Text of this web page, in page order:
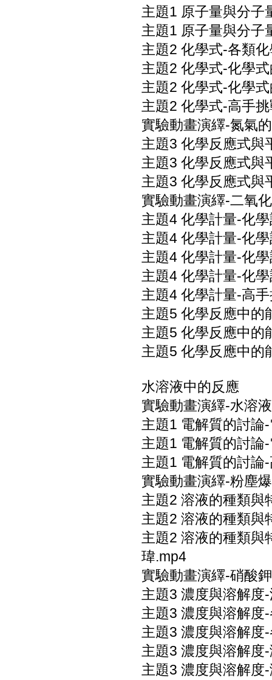
主題1 原子量與分子
主題1 原子量與分子
主題2 化學式-各類
主題2 化學式-化學
主題2 化學式-化學
主題2 化學式-高手
實驗動畫演繹-氮氣
主題3 化學反應式與
主題3 化學反應式與
主題3 化學反應式與
實驗動畫演繹-二氧
主題4 化學計量-化
主題4 化學計量-化
主題4 化學計量-化
主題4 化學計量-化
主題4 化學計量-高
主題5 化學反應中的
主題5 化學反應中的
主題5 化學反應中的
水溶液中的反應
實驗動畫演繹-水溶
主題1 電解質的討論
主題1 電解質的討論
主題1 電解質的討論
實驗動畫演繹-粉塵
主題2 溶液的種類與
主題2 溶液的種類與
主題2 溶液的種類與
瑋.mp4
實驗動畫演繹-硝酸
主題3 濃度與溶解度
主題3 濃度與溶解度
主題3 濃度與溶解度
主題3 濃度與溶解度
主題3 濃度與溶解度